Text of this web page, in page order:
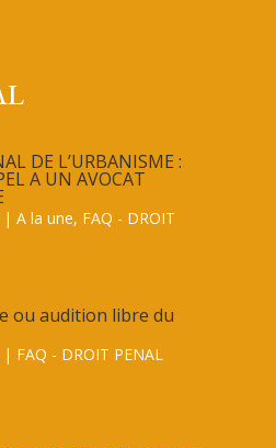
DE L’URBANISME :
A UN AVOCAT
| A la une, FAQ - DROIT
ou audition libre du
FAQ - DROIT PENAL